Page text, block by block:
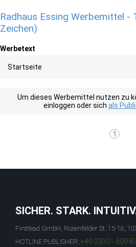
Radhaus Essing Werbemittel
Zeichen)
Werbetext
Startseite
Um dieses Werbemittel nutzen zu
einloggen oder sich als
1
SICHER. STARK.
Firstlead GmbH, Rosenfelder St. 15-16,
HOTLINE PUBLISHER: +49 (0)30 - 609